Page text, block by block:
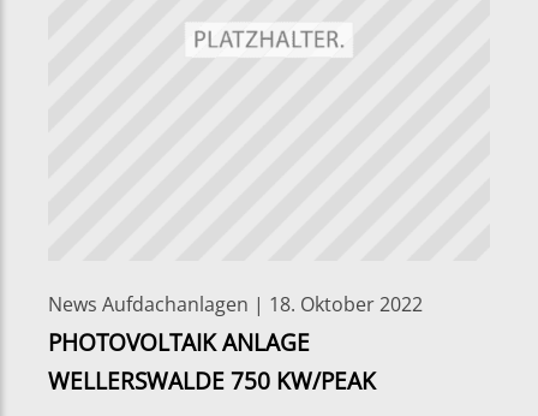
News Aufdachanlagen | 18. Oktober 2022
PHOTOVOLTAIK ANLAGE
WELLERSWALDE 750 KW/PEAK